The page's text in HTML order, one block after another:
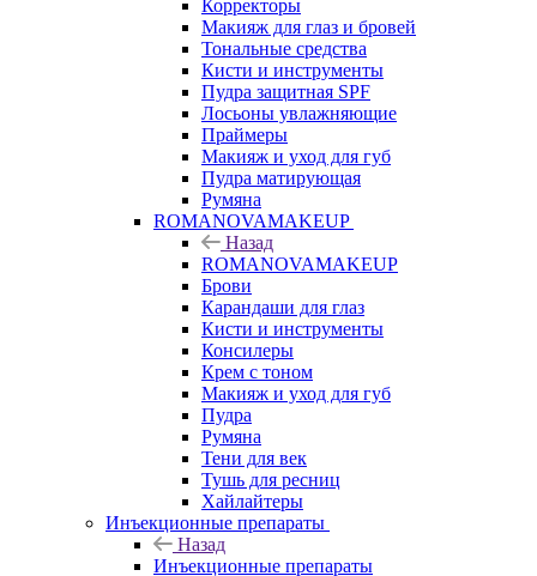
Корректоры
Макияж для глаз и бровей
Тональные средства
Кисти и инструменты
Пудра защитная SPF
Лосьоны увлажняющие
Праймеры
Макияж и уход для губ
Пудра матирующая
Румяна
ROMANOVAMAKEUP
Назад
ROMANOVAMAKEUP
Брови
Карандаши для глаз
Кисти и инструменты
Консилеры
Крем с тоном
Макияж и уход для губ
Пудра
Румяна
Тени для век
Тушь для ресниц
Хайлайтеры
Инъекционные препараты
Назад
Инъекционные препараты